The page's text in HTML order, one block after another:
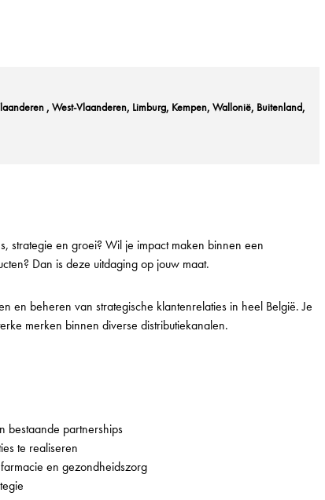
West-Vlaanderen Limburg Kempen Wallonië Buitenland
strategie en groei? Wil je impact maken binnen een
Dan is deze uitdaging op jouw maat.
en beheren van strategische klantenrelaties in heel België. Je
merken binnen diverse distributiekanalen.
bestaande partnerships
te realiseren
en gezondheidszorg